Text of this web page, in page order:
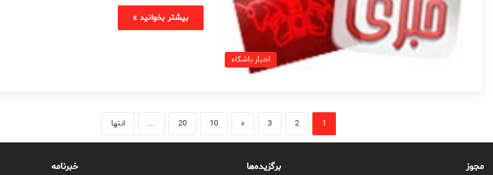
اخبار باشگاه
بیشتر بخوانید »
1
2
3
»
10
20
... انتها
مجوز برگزیده‌ها خبرنامه